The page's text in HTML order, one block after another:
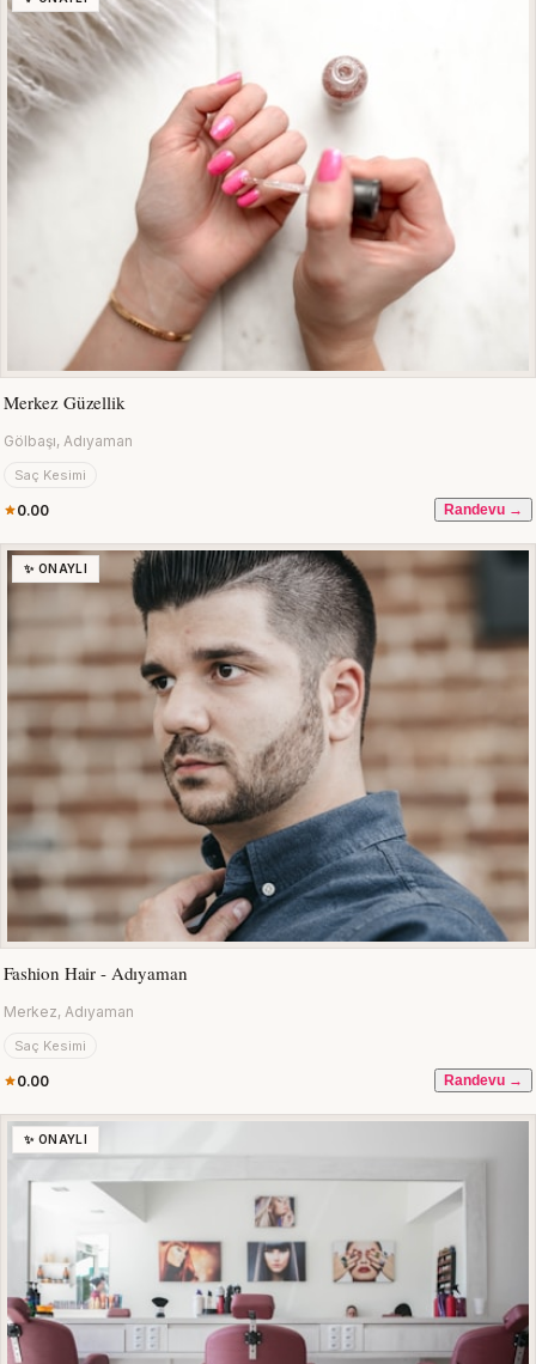
Merkez Güzellik
Gölbaşı, Adıyaman
Saç Kesimi
0.00 Randevu →
✨ ONAYLI
Fashion Hair - Adıyaman
Merkez, Adıyaman
Saç Kesimi
0.00 Randevu →
✨ ONAYLI